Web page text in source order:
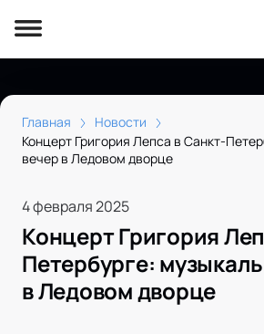
Главная
Новости
Концерт Григория Лепса в Санкт-
вечер в Ледовом дворце
4 февраля 2025
Концерт Григория
Петербурге:
в Ледовом дворце